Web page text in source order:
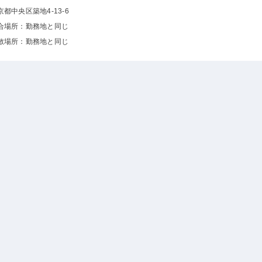
都中央区築地4-13-6
場所：勤務地と同じ
場所：勤務地と同じ